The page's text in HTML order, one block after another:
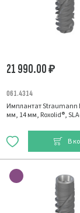
21 990.00₽
061.4314
Имплантат Straumann
мм, 14 мм, Roxolid®,
В